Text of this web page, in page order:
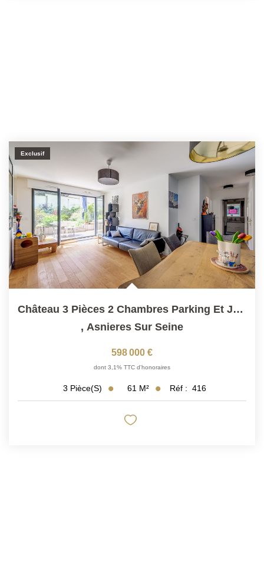
Exclusif
Château 3 Pièces 2 Chambres Parking Et Jardin De 156 M2,...
, Asnieres Sur Seine
598 000 €
dont 3,1% TTC d'honoraires
3 Pièce(s) 61 M² Réf : 416